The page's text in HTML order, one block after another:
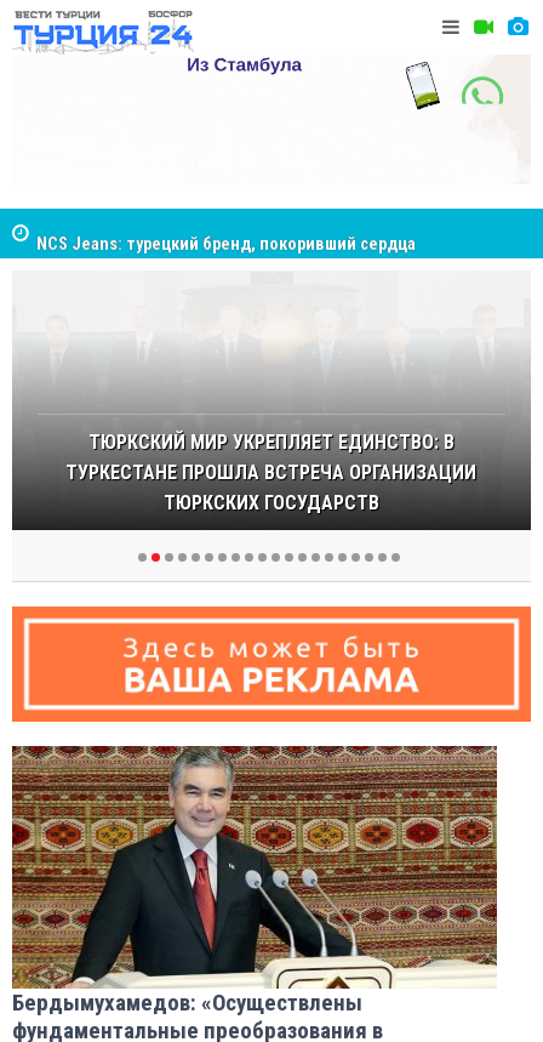
NCS Jeans: турецкий бренд, покоривший сердца
покупателей Центральной Азии
ТЮРКСКИЙ МИР УКРЕПЛЯЕТ ЕДИНСТВО: В
ТУРКЕСТАНЕ ПРОШЛА ВСТРЕЧА ОРГАНИЗАЦИИ
ТЮРКСКИХ ГОСУДАРСТВ
Бердымухамедов: «Осуществлены
фундаментальные преобразования в